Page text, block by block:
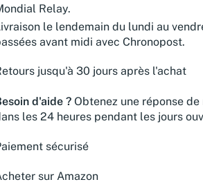
Relay.
le lendemain du lundi au
avant midi avec Chronopost.
jusqu'à 30 jours après l'achat
d'aide ? Obtenez une réponse
les 24 heures pendant les jours
sécurisé
sur Amazon